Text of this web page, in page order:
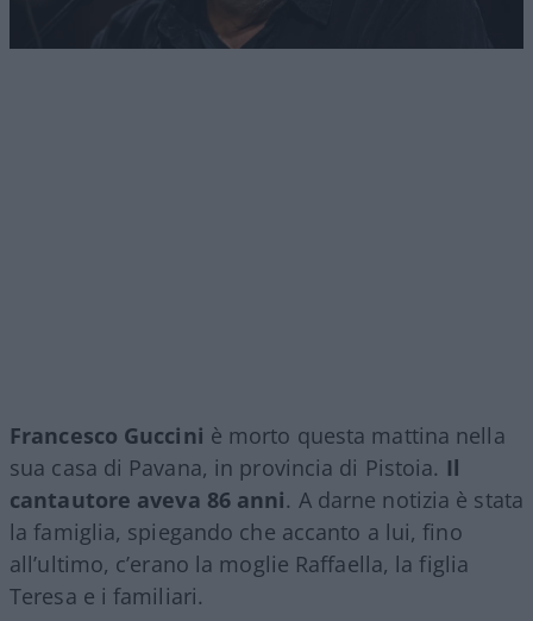
Francesco Guccini è morto questa mattina nella
sua casa di Pavana, in provincia di Pistoia. Il
cantautore aveva 86 anni. A darne notizia è stata
la famiglia, spiegando che accanto a lui, fino
all’ultimo, c’erano la moglie Raffaella, la figlia
Teresa e i familiari.